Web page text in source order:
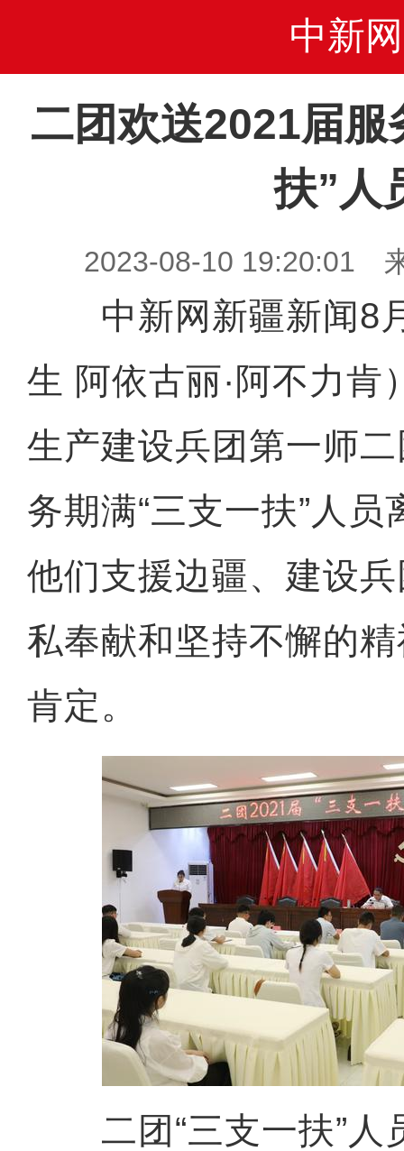
中新网
二团欢送2021届服
扶”人
2023-08-10 19:20:01
中新网新疆新闻8
生 阿依古丽·阿不力肯
生产建设兵团第一师
务期满“三支一扶”人
他们支援边疆、建设
私奉献和坚持不懈的
肯定。
二团“三支一扶”人